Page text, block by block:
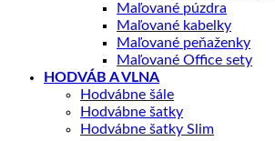
Maľované púzdra
Maľované kabelky
Maľované peňaženky
Maľované Office sety
HODVÁB A VLNA
Hodvábne šále
Hodvábne šatky
Hodvábne šatky Slim